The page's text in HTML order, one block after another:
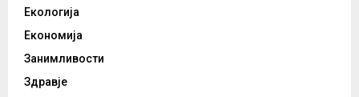
Екологија
Економија
Занимливости
Здравје